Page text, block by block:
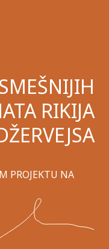
RIKIJA
PROJEKTU NA